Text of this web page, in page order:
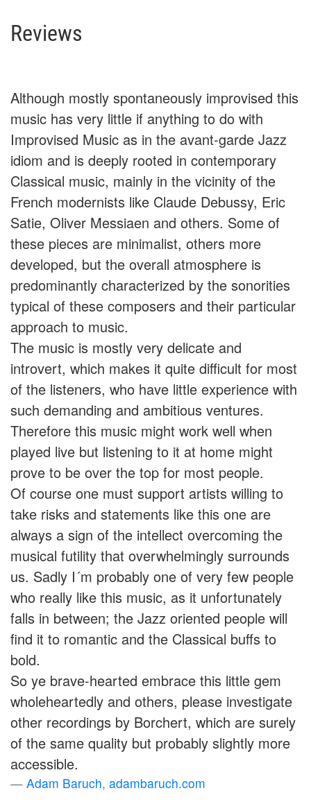
Reviews
Although mostly spontaneously improvised this
music has very little if anything to do with
Improvised Music as in the avant-garde Jazz
idiom and is deeply rooted in contemporary
Classical music, mainly in the vicinity of the
French modernists like Claude Debussy, Eric
Satie, Oliver Messiaen and others. Some of
these pieces are minimalist, others more
developed, but the overall atmosphere is
predominantly characterized by the sonorities
typical of these composers and their particular
approach to music.
The music is mostly very delicate and
introvert, which makes it quite difficult for most
of the listeners, who have little experience with
such demanding and ambitious ventures.
Therefore this music might work well when
played live but listening to it at home might
prove to be over the top for most people.
Of course one must support artists willing to
take risks and statements like this one are
always a sign of the intellect overcoming the
musical futility that overwhelmingly surrounds
us. Sadly I´m probably one of very few people
who really like this music, as it unfortunately
falls in between; the Jazz oriented people will
find it to romantic and the Classical buffs to
bold.
So ye brave-hearted embrace this little gem
wholeheartedly and others, please investigate
other recordings by Borchert, which are surely
of the same quality but probably slightly more
accessible.
Adam Baruch, adambaruch.com